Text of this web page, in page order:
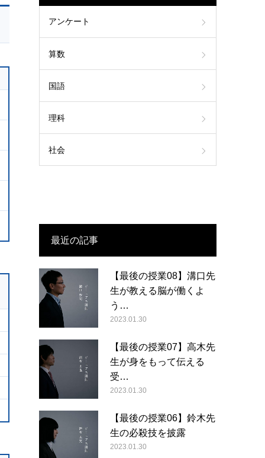
アンケート
算数
国語
理科
社会
最近の記事
【最後の授業08】溝口先
生が教える脳が働くよ
う…
2023.01.30
【最後の授業07】高木先
生が身をもって伝える
受…
2023.01.30
【最後の授業06】鈴木先
生の必殺技を披露
2023.01.30